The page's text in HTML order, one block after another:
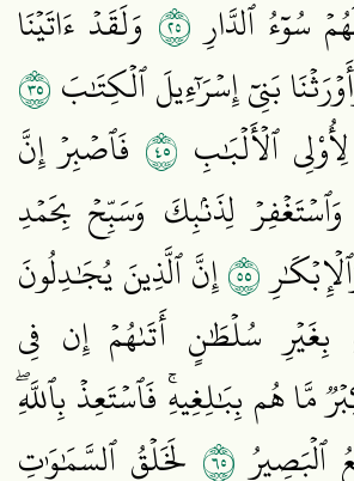
سُوٓءُ ٱلدَّارِ ٥٢ وَلَقَدۡ ءَاتَيۡنَا
بَنِيٓ إِسۡرَـٰٓءِيلَ ٱلۡكِتَٰبَ٥٣
ٱلۡأَلۡبَٰبِ ٥٤ فَٱصۡبِرۡ إِنَّ
لِذَنۢبِكَ وَسَبِّحۡ بِحَمۡدِ
٥٥إِنَّ ٱلَّذِينَ يُجَٰدِلُونَ
بِغَيۡرِ سُلۡطَٰنٍ أَتَىٰهُمۡ إِن فِي
مَّا هُم بِبَٰلِغِيهِۚ فَٱسۡتَعِذۡ بِٱللَّهِۖ
ٱلۡبَصِيرُ ٥٦ لَخَلۡقُ ٱلسَّمَٰوَٰتِ